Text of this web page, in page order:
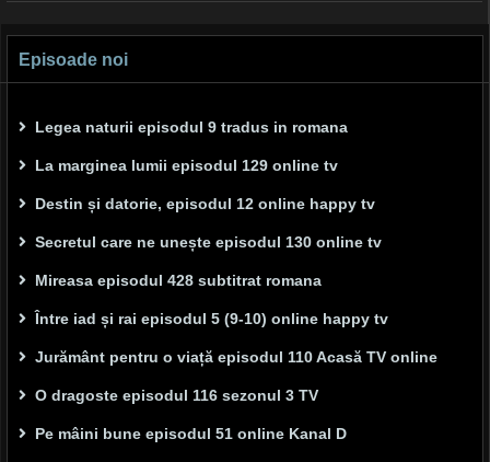
Episoade noi
Legea naturii episodul 9 tradus in romana
La marginea lumii episodul 129 online tv
Destin și datorie, episodul 12 online happy tv
Secretul care ne unește episodul 130 online tv
Mireasa episodul 428 subtitrat romana
Între iad și rai episodul 5 (9-10) online happy tv
Jurământ pentru o viață episodul 110 Acasă TV online
O dragoste episodul 116 sezonul 3 TV
Pe mâini bune episodul 51 online Kanal D